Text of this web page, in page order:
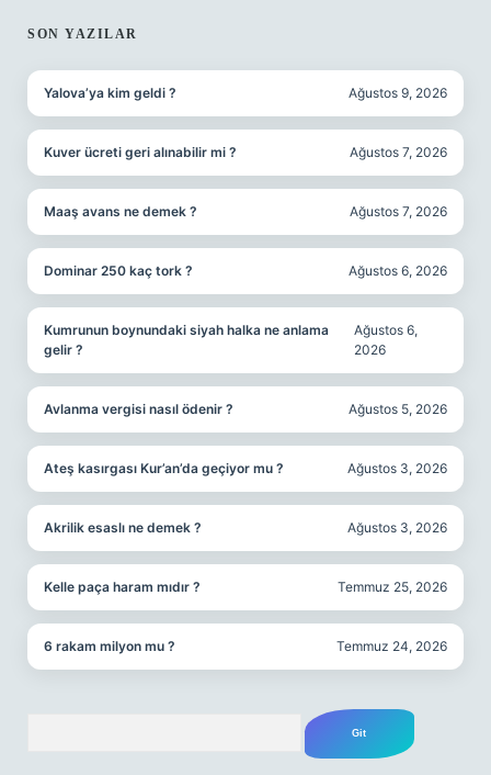
SON YAZILAR
Yalova’ya kim geldi ? Ağustos 9, 2026
Kuver ücreti geri alınabilir mi ? Ağustos 7, 2026
Maaş avans ne demek ? Ağustos 7, 2026
Dominar 250 kaç tork ? Ağustos 6, 2026
Kumrunun boynundaki siyah halka ne anlama
gelir ?
Ağustos 6,
2026
Avlanma vergisi nasıl ödenir ? Ağustos 5, 2026
Ateş kasırgası Kur’an’da geçiyor mu ? Ağustos 3, 2026
Akrilik esaslı ne demek ? Ağustos 3, 2026
Kelle paça haram mıdır ? Temmuz 25, 2026
6 rakam milyon mu ? Temmuz 24, 2026